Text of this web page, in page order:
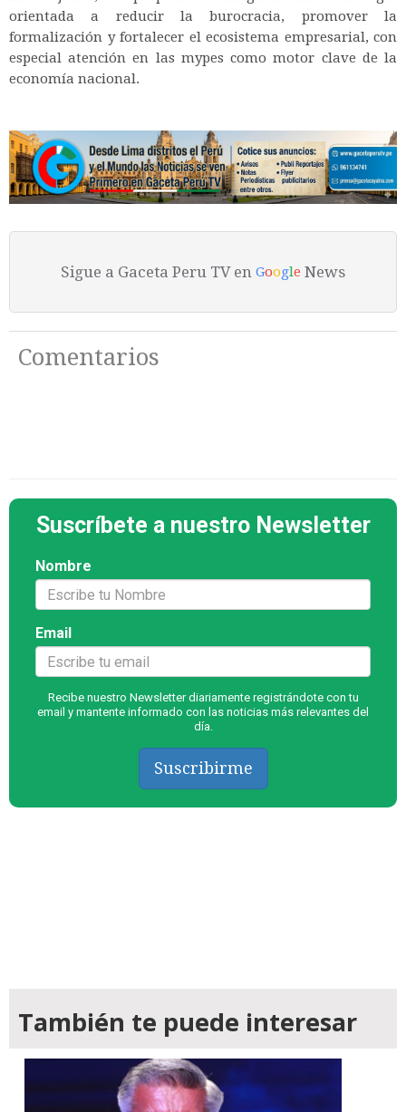
orientada a reducir la burocracia, promover la
formalización y fortalecer el ecosistema empresarial, con
especial atención en las mypes como motor clave de la
economía nacional.
Sigue a Gaceta Peru TV en Google News
Comentarios
Suscríbete a nuestro Newsletter
Nombre
Email
Recibe nuestro Newsletter diariamente registrándote con tu
email y mantente informado con las noticias más relevantes del
día.
Suscribirme
También te puede interesar